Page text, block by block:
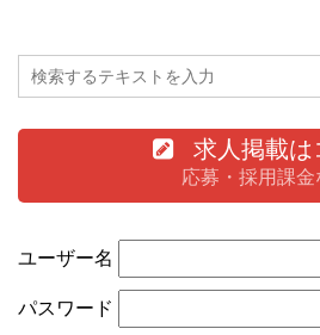
求人掲載は
応募・採用課金
ユーザー名
パスワード